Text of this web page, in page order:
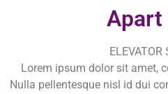
Apart
ELEVATOR
Lorem ipsum dolor sit amet,
Nulla pellentesque nisl id dui